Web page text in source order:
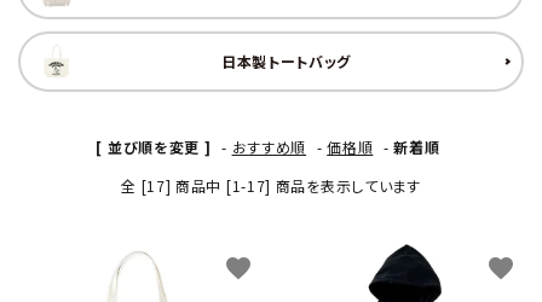
日本製トートバッグ
[ 並び順を変更 ] - おすすめ順 -価格順 -新着順
全 [17] 商品中 [1-17] 商品を表示しています
favorite favorite